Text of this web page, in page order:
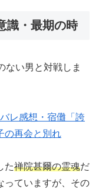
識・最期の時
ない男と対戦しま
レ感想・宿儺「誇
の再会と別れ
た禅院甚爾の霊魂だ
っていますが、その